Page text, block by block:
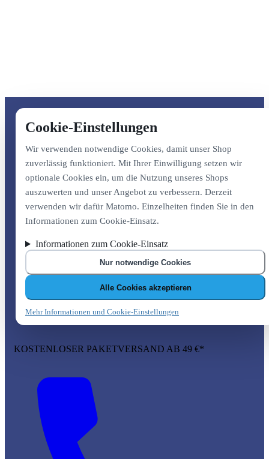
Cookie-Einstellungen
Wir verwenden notwendige Cookies, damit unser Shop
zuverlässig funktioniert. Mit Ihrer Einwilligung setzen wir
optionale Cookies ein, um die Nutzung unseres Shops
auszuwerten und unser Angebot zu verbessern. Derzeit
verwenden wir dafür Matomo. Einzelheiten finden Sie in den
Informationen zum Cookie-Einsatz.
Informationen zum Cookie-Einsatz
Nur notwendige Cookies
Alle Cookies akzeptieren
Mehr Informationen und Cookie-Einstellungen
KOSTENLOSER PAKETVERSAND AB 49 €*